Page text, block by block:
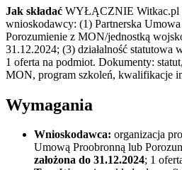
Jak składać WYŁĄCZNIE Witkac.pl
wnioskodawcy: (1) Partnerska
Porozumienie z MON/jednostką
31.12.2024; (3) działalność statutowa
1 oferta na podmiot. Dokumenty:
MON, program szkoleń, kwalifikacje
Wymagania
Wnioskodawca: organizacja
Umową Proobronną lub
założona do 31.12.2024; 1